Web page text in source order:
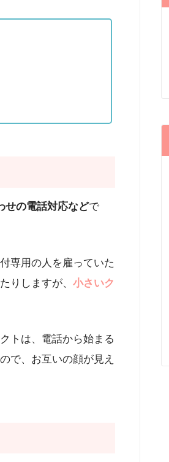
せの電話対応などで
専用の人を雇っていた
りしますが、 小さいク
トは、電話から始まる
ので、お互いの顔が見え